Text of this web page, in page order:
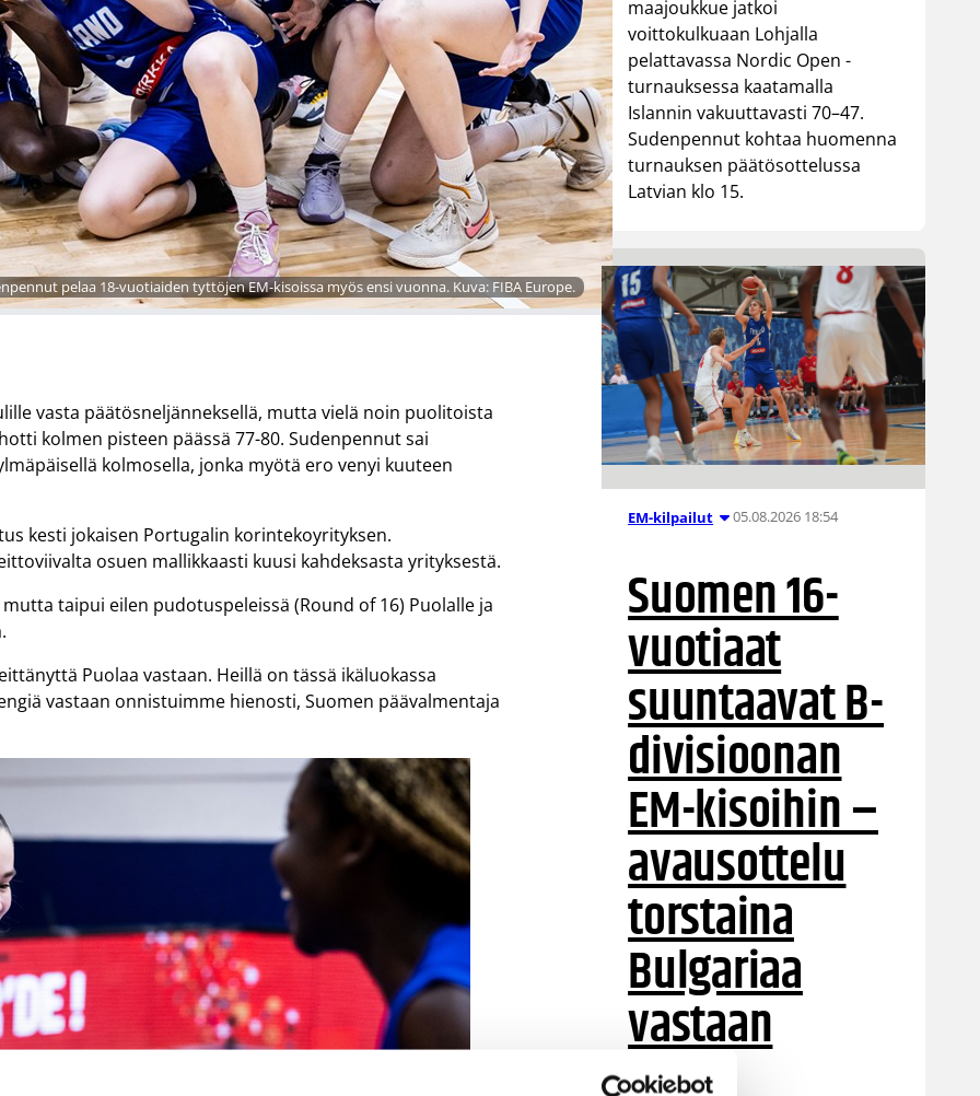
pelaa 18-vuotiaiden tyttöjen EM-kisoissa myös ensi vuonna. Kuva: FIBA Europe.
vasta päätösneljänneksellä, mutta vielä noin puolitoista
kolmen pisteen päässä 77-80. Sudenpennut sai
kolmosella, jonka myötä ero venyi kuuteen
kesti jokaisen Portugalin korintekoyrityksen.
osuen mallikkaasti kuusi kahdeksasta yrityksestä.
taipui eilen pudotuspeleissä (Round of 16) Puolalle ja
Puolaa vastaan. Heillä on tässä ikäluokassa
vastaan onnistuimme hienosti, Suomen päävalmentaja
maajoukkue jatkoi
voittokulkuaan Lohjalla
pelattavassa Nordic Open -
turnauksessa kaatamalla
Islannin vakuuttavasti 70–47.
Sudenpennut kohtaa huomenna
turnauksen päätösottelussa
Latvian klo 15.
EM-kilpailut 05.08.2026 18:54
Suomen 16-
vuotiaat
suuntaavat B-
divisioonan
EM-kisoihin –
avausottelu
torstaina
Bulgariaa
vastaan